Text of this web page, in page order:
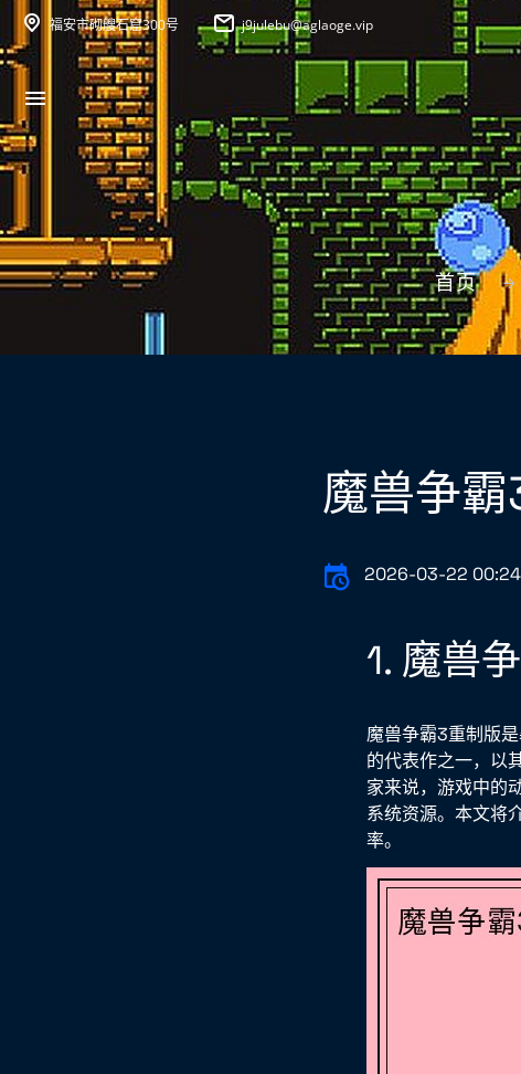
福安市砌艘石窟300号 j9julebu@aglaoge.vip
首页
魔兽争
2026-03-22
1. 魔兽
魔兽争霸3重制版
的代表作之一，以
家来说，游戏中的
系统资源。本文将
率。